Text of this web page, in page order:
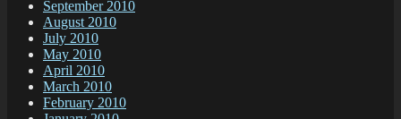
September 2010
August 2010
July 2010
May 2010
April 2010
March 2010
February 2010